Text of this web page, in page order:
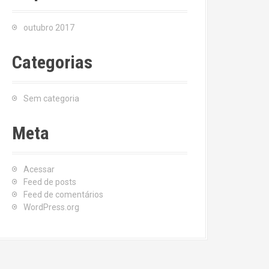
outubro 2017
Categorias
Sem categoria
Meta
Acessar
Feed de posts
Feed de comentários
WordPress.org